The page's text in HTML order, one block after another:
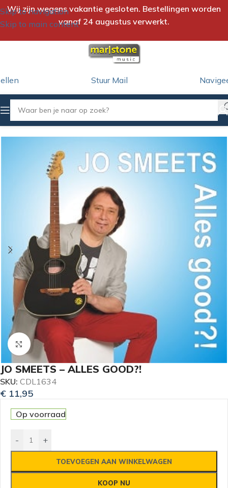
Skip to navigation
Skip to main content
Wij zijn wegens vakantie gesloten. Bestellingen worden
vanaf 24 augustus verwerkt.
Stuur Mail
Home/CD Jo Smeets
Klik om te vergroten
JO SMEETS – ALLES GOOD?!
SKU: CDL1634
€ 11,95
Op voorraad
- +
TOEVOEGEN AAN WINKELWAGEN
KOOP NU